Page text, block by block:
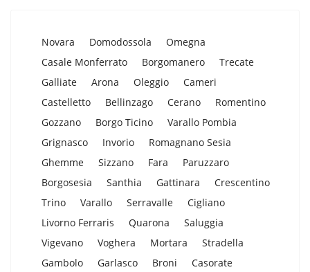
Novara Domodossola
Omegna
Casale Monferrato
Borgomanero
Trecate
Galliate
Arona Oleggio
Cameri
Castelletto
Bellinzago Cerano
Romentino
Gozzano
Borgo Ticino
Varallo Pombia
Grignasco
Invorio
Romagnano Sesia
Ghemme
Sizzano Fara
Paruzzaro
Borgosesia
Santhia Gattinara
Crescentino
Trino
Varallo Serravalle
Cigliano
Livorno Ferraris
Quarona
Saluggia
Vigevano
Voghera Mortara
Stradella
Gambolo
Garlasco Broni
Casorate